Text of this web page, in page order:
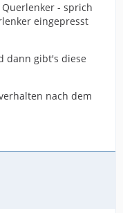
- sprich
eingepresst
dann gibt's diese
nach dem